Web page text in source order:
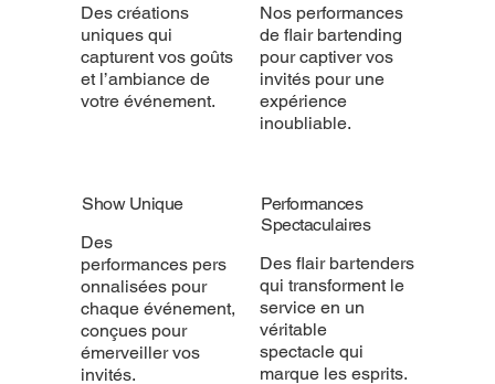
Des créations
uniques qui
capturent vos goûts
et l’ambiance de
votre événement.
Nos performances
de flair bartending
pour captiver vos
invités pour une
expérience
inoubliable.
Show Unique
Des
performances pers
onnalisées pour
chaque événement,
conçues pour
émerveiller vos
invités.
Performances
Spectaculaires
Des flair bartenders
qui transforment le
service en un
véritable
spectacle qui
marque les esprits.